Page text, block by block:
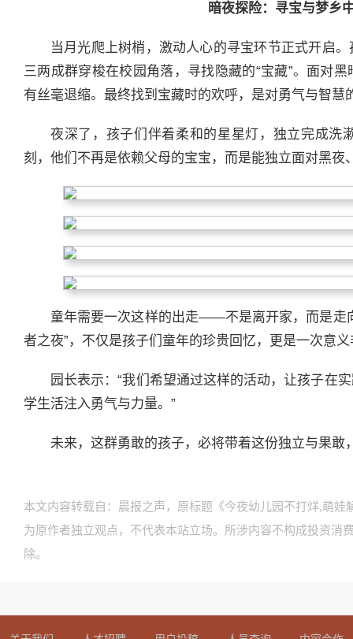
暗夜探险：寻宝与梦乡
当月光爬上树梢，激动人心的寻宝环节正式开启
三两成群穿梭在校园角落，寻找隐藏的“宝藏”。面对
有丝毫退缩。最终找到宝藏时的欢呼，是对勇气与智慧
夜深了，孩子们伴着柔和的星星灯，独立完成洗
刻，他们不再是依赖父母的宝宝，而是能独立面对黑夜
童年需要一次这样的出走——不是离开家，而是走
者之夜”，不仅是孩子们童年的珍贵回忆，更是一次意
园长表示：“我们希望通过这样的活动，让孩子在
学生活注入勇气与力量。”
未来，这群勇敢的孩子，必将带着这份独立与果
本文内容转载自：晨报之声，原标题《今夜幼儿园不打烊,萌
为原作者独立观点，不代表本站立场。所涉内容不构成投资消
除。